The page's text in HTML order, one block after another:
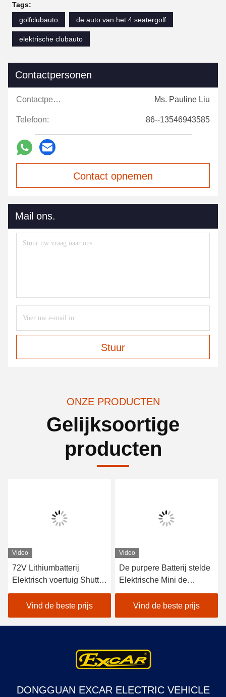
Tags:
golfclubauto
de auto van het 4 seatergolf
elektrische clubauto
Contactpersonen
Contactpersonen: Ms. Pauline Liu
Telefoon: 86--13546943585
Contact opnemen
Mail ons.
Stuur
ONZE PRODUCTEN
Gelijksoortige
producten
Video
72V Lithiumbatterij
Elektrisch voertuig Shuttle
Bus 18 Passagiers Open
bussen voor sightseeing
Vind de beste prijs
Video
De purpere Batterij stelde
Elektrische Mini de
Clubauto 4 van de
Golfauto 48V Seater in
werking
Vind de beste prijs
DONGGUAN EXCAR ELECTRIC VEHICLE